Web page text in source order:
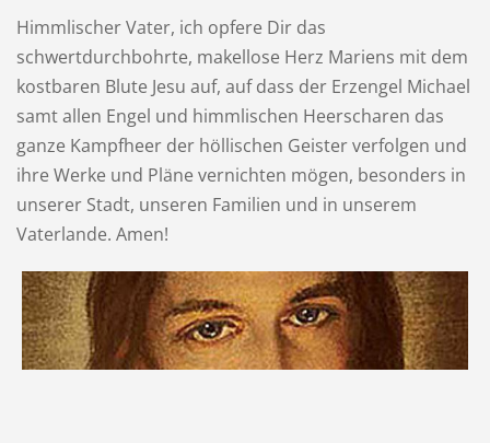
Himmlischer Vater, ich opfere Dir das
schwertdurchbohrte, makellose Herz Mariens mit dem
kostbaren Blute Jesu auf, auf dass der Erzengel Michael
samt allen Engel und himmlischen Heerscharen das
ganze Kampfheer der höllischen Geister verfolgen und
ihre Werke und Pläne vernichten mögen, besonders in
unserer Stadt, unseren Familien und in unserem
Vaterlande. Amen!